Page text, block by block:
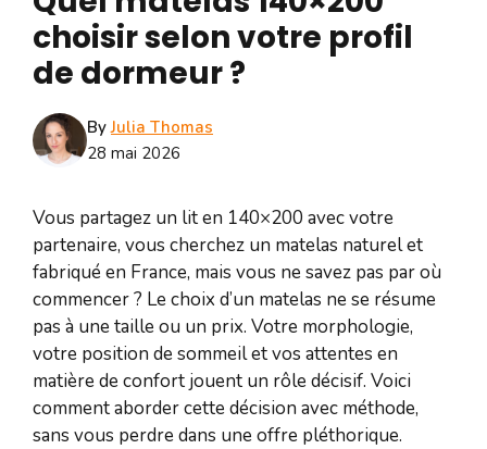
choisir selon votre profil
de dormeur ?
ByJulia Thomas
28 mai 2026
Vous partagez un lit en 140×200 avec votre
partenaire, vous cherchez un matelas naturel et
fabriqué en France, mais vous ne savez pas par où
commencer ? Le choix d’un matelas ne se résume
pas à une taille ou un prix. Votre morphologie,
votre position de sommeil et vos attentes en
matière de confort jouent un rôle décisif. Voici
comment aborder cette décision avec méthode,
sans vous perdre dans une offre pléthorique.